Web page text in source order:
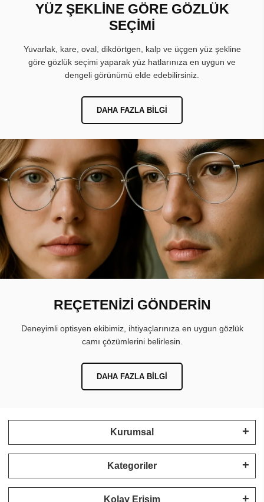
YÜZ ŞEKLİNE GÖRE GÖZLÜK
SEÇİMİ
Yuvarlak, kare, oval, dikdörtgen, kalp ve üçgen yüz şekline
göre gözlük seçimi yaparak yüz hatlarınıza en uygun ve
dengeli görünümü elde edebilirsiniz.
DAHA FAZLA BILGI
REÇETENİZİ GÖNDERİN
Deneyimli optisyen ekibimiz, ihtiyaçlarınıza en uygun gözlük
camı çözümlerini belirlesin.
DAHA FAZLA BILGI
Kurumsal
Kategoriler
Kolay Erişim